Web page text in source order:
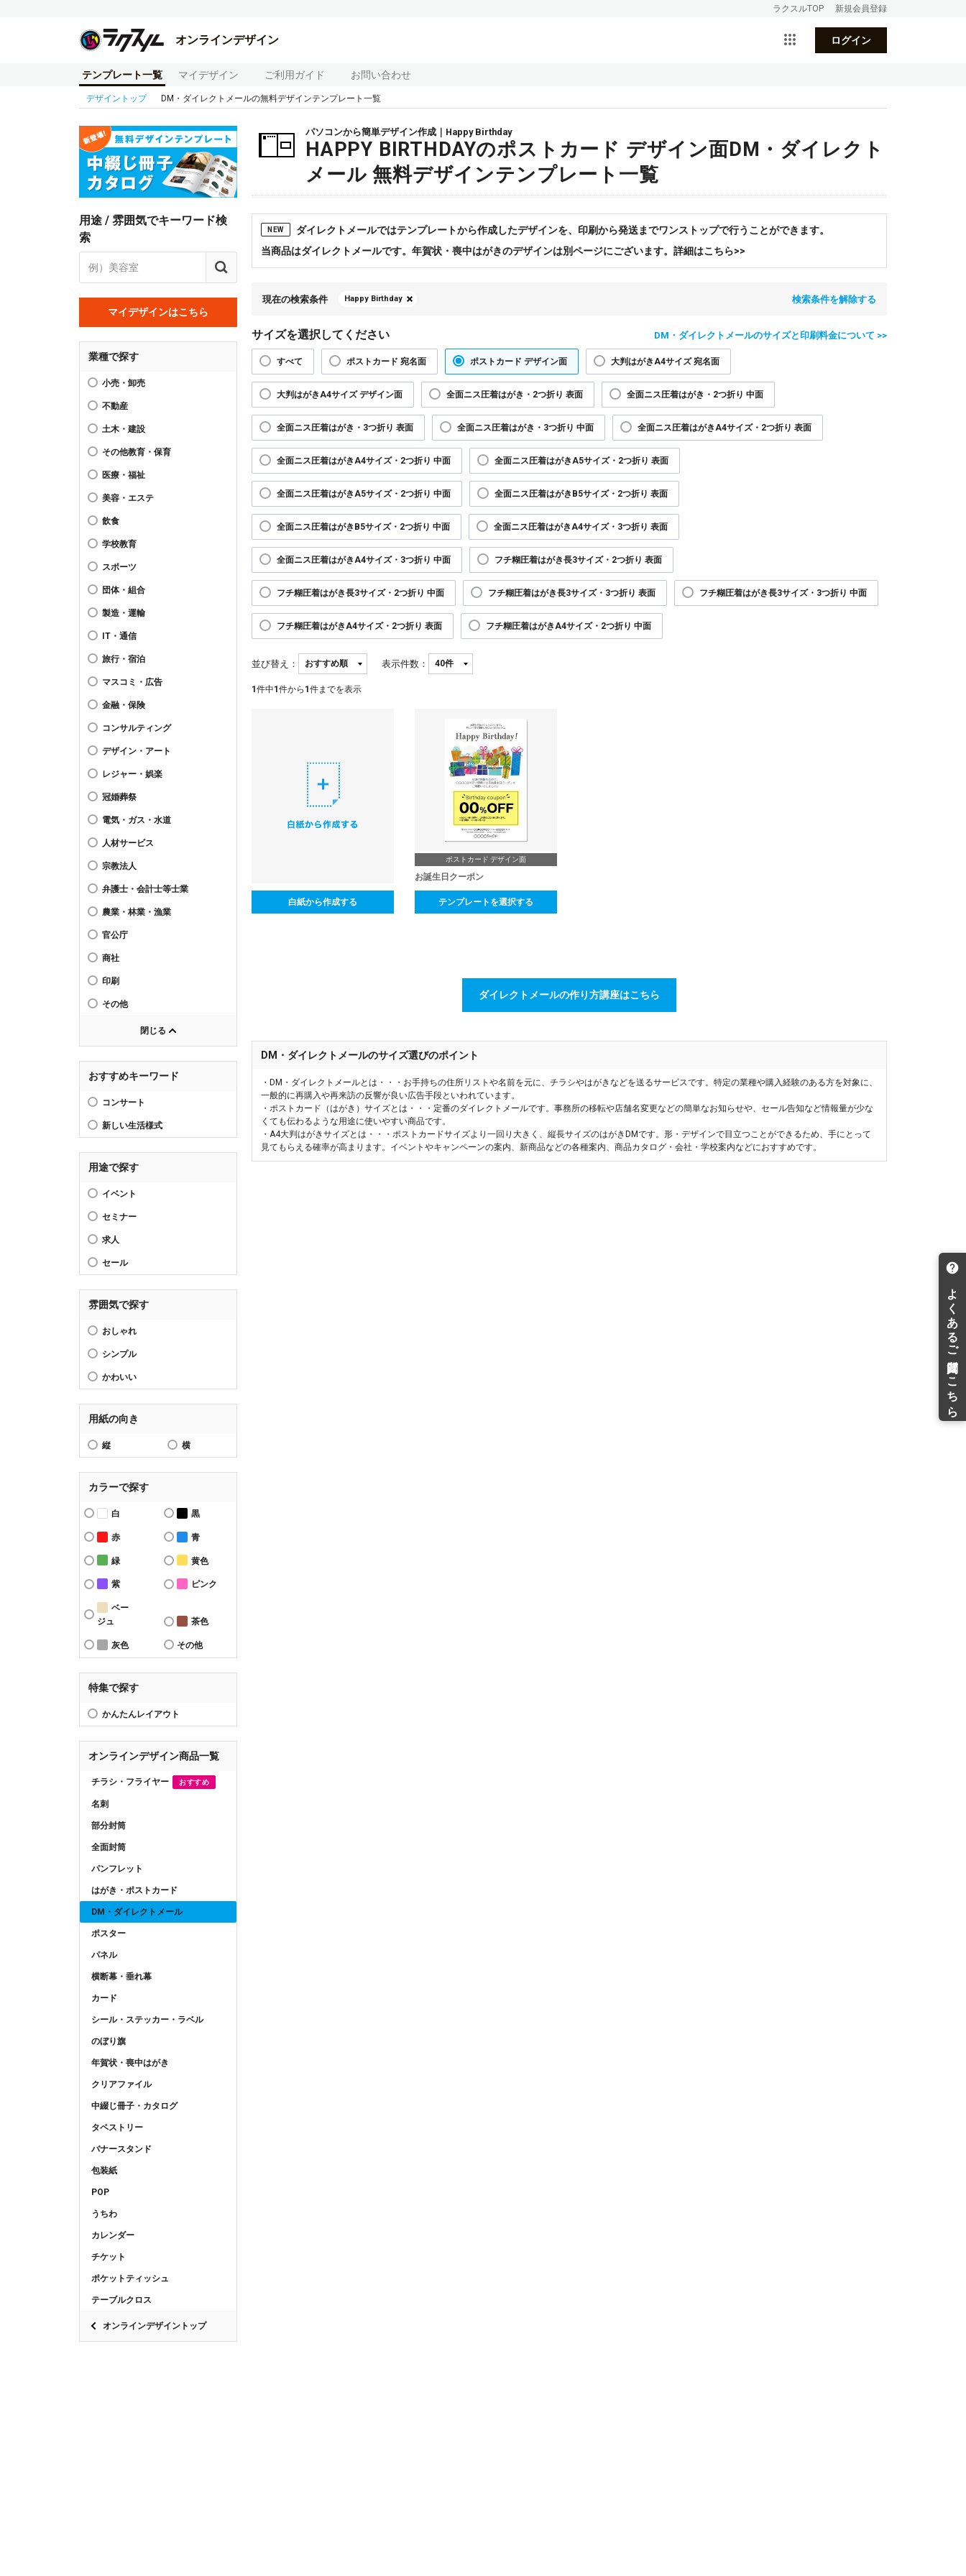
ラクスルTOP 新規会員登録
オンラインデザイン ログイン
テンプレート一覧 マイデザイン ご利用ガイド お問い合わせ
デザイントップ DM・ダイレクトメールの無料デザインテンプレート一覧
用途 / 雰囲気でキーワード検
索
マイデザインはこちら
業種で探す
小売・卸売
不動産
土木・建設
その他教育・保育
医療・福祉
美容・エステ
飲食
学校教育
スポーツ
団体・組合
製造・運輸
IT・通信
旅行・宿泊
マスコミ・広告
金融・保険
コンサルティング
デザイン・アート
レジャー・娯楽
冠婚葬祭
電気・ガス・水道
人材サービス
宗教法人
弁護士・会計士等士業
農業・林業・漁業
官公庁
商社
印刷
その他
閉じる
おすすめキーワード
コンサート
新しい生活様式
用途で探す
イベント
セミナー
求人
セール
雰囲気で探す
おしゃれ
シンプル
かわいい
用紙の向き
縦 横
カラーで探す
白 黒
赤 青
緑 黄色
紫 ピンク
ベー
ジュ
茶色
灰色 その他
特集で探す
かんたんレイアウト
オンラインデザイン商品一覧
チラシ・フライヤー おすすめ
名刺
部分封筒
全面封筒
パンフレット
はがき・ポストカード
DM・ダイレクトメール
ポスター
パネル
横断幕・垂れ幕
カード
シール・ステッカー・ラベル
のぼり旗
年賀状・喪中はがき
クリアファイル
中綴じ冊子・カタログ
タペストリー
バナースタンド
包装紙
POP
うちわ
カレンダー
チケット
ポケットティッシュ
テーブルクロス
オンラインデザイントップ
パソコンから簡単デザイン作成｜Happy Birthday
HAPPY BIRTHDAYのポストカード デザイン面DM・ダイレクト
メール 無料デザインテンプレート一覧
NEW
ダイレクトメールではテンプレートから作成したデザインを、印刷から発送までワンストップで行うことができます。
当商品はダイレクトメールです。年賀状・喪中はがきのデザインは別ページにございます。詳細はこちら>>
現在の検索条件 Happy Birthday 検索条件を解除する
サイズを選択してください DM・ダイレクトメールのサイズと印刷料金について >>
すべて ポストカード 宛名面 ポストカード デザイン面 大判はがきA4サイズ 宛名面
大判はがきA4サイズ デザイン面 全面ニス圧着はがき・2つ折り 表面 全面ニス圧着はがき・2つ折り 中面
全面ニス圧着はがき・3つ折り 表面 全面ニス圧着はがき・3つ折り 中面 全面ニス圧着はがきA4サイズ・2つ折り 表面
全面ニス圧着はがきA4サイズ・2つ折り 中面 全面ニス圧着はがきA5サイズ・2つ折り 表面
全面ニス圧着はがきA5サイズ・2つ折り 中面 全面ニス圧着はがきB5サイズ・2つ折り 表面
全面ニス圧着はがきB5サイズ・2つ折り 中面 全面ニス圧着はがきA4サイズ・3つ折り 表面
全面ニス圧着はがきA4サイズ・3つ折り 中面 フチ糊圧着はがき長3サイズ・2つ折り 表面
フチ糊圧着はがき長3サイズ・2つ折り 中面 フチ糊圧着はがき長3サイズ・3つ折り 表面 フチ糊圧着はがき長3サイズ・3つ折り 中面
フチ糊圧着はがきA4サイズ・2つ折り 表面 フチ糊圧着はがきA4サイズ・2つ折り 中面
並び替え： 表示件数：
1 件中1 件から 1 件までを表示
白紙から作成する
ポストカード デザイン面
お誕生日クーポン
テンプレートを選択する
ダイレクトメールの作り方講座はこちら
DM・ダイレクトメールのサイズ選びのポイント
・DM・ダイレクトメールとは・・・お手持ちの住所リストや名前を元に、チラシやはがきなどを送るサービスです。特定の業種や購入経験のある方を対象に、
一般的に再購入や再来訪の反響が良い広告手段といわれています。
・ポストカード（はがき）サイズとは・・・定番のダイレクトメールです。事務所の移転や店舗名変更などの簡単なお知らせや、セール告知など情報量が少な
くても伝わるような用途に使いやすい商品です。
・A4大判はがきサイズとは・・・ポストカードサイズより一回り大きく、縦長サイズのはがきDMです。形・デザインで目立つことができるため、手にとって
見てもらえる確率が高まります。イベントやキャンペーンの案内、新商品などの各種案内、商品カタログ・会社・学校案内などにおすすめです。